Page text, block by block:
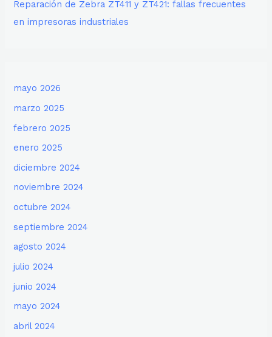
Reparación de Zebra ZT411 y ZT421: fallas frecuentes
en impresoras industriales
mayo 2026
marzo 2025
febrero 2025
enero 2025
diciembre 2024
noviembre 2024
octubre 2024
septiembre 2024
agosto 2024
julio 2024
junio 2024
mayo 2024
abril 2024